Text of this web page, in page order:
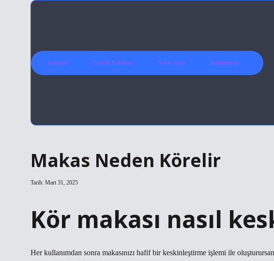
Anasayfa Gizlilik Politikası Yasal Uyarı Hakkımızda
Makas Neden Körelir
Tarih: Mart 31, 2025
Kör makası nasıl
Her kullanımdan sonra makasınızı hafif bir keskinleştirme işlemi ile